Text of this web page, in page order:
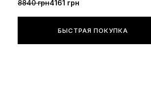
8840 грн4161 грн
БЫСТРАЯ ПОКУПКА